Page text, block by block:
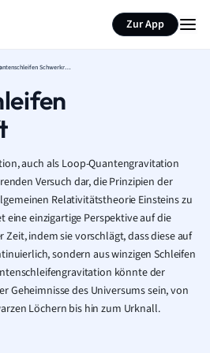
Zur App
Quantenschleifen Schwerkraft
auch als Loop-Quantengravitation
Versuch dar, die Prinzipien der
Relativitätstheorie Einsteins zu
eine einzigartige Perspektive auf die
indem sie vorschlägt, dass diese auf
sondern aus winzigen Schleifen
könnte der
Geheimnisse des Universums sein, von
Löchern bis hin zum Urknall.